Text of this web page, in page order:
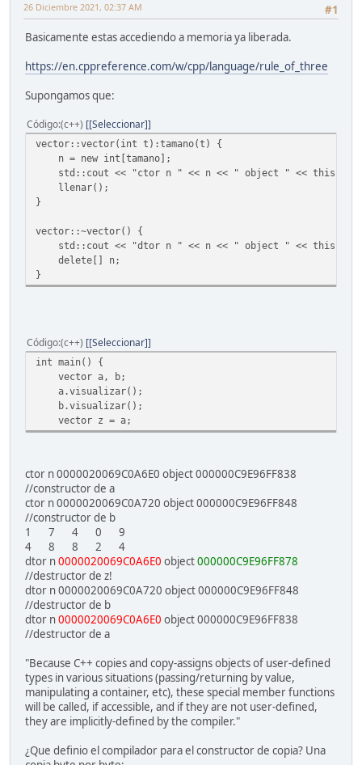
std::cout << std::endl;
for(int i=0; i<tamano; ++i) {
}
int main() {
vector a, b;
a.visualizar();
b.visualizar();
c = a + b;
c.visualizar();
vector d = a + b;
d.visualizar();
#1
26 Diciembre 2021, 02:37 AM
Basicamente estas accediendo a memoria ya liberada.
https://en.cppreference.com/w/cpp/language/rule_of_three
Supongamos que:
Código(c++) [Seleccionar]
vector::vector(int t):tamano(t) {
n = new int[tamano];
std::cout << "ctor n " << n << " object " << this <<
llenar();
}
vector::~vector() {
std::cout << "dtor n " << n << " object " << this <<
delete[] n;
}
Código(c++) [Seleccionar]
int main() {
vector a, b;
a.visualizar();
b.visualizar();
vector z = a;
ctor n 0000020069C0A6E0 object 000000C9E96FF838
//constructor de a
ctor n 0000020069C0A720 object 000000C9E96FF848
//constructor de b
1 7 4 0 9
4 8 8 2 4
dtor n0000020069C0A6E0 object000000C9E96FF878
//destructor de z!
dtor n 0000020069C0A720 object 000000C9E96FF848
//destructor de b
dtor n0000020069C0A6E0 object 000000C9E96FF838
//destructor de a
"Because C++ copies and copy-assigns objects of user-defined
types in various situations (passing/returning by value,
manipulating a container, etc), these special member functions
will be called, if accessible, and if they are not user-defined,
they are implicitly-defined by the compiler."
¿Que definio el compilador para el constructor de copia? Una